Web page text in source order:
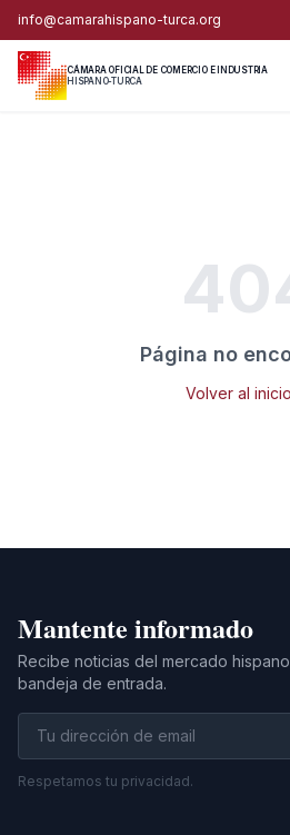
info@camarahispano-turca.org
CÁMARA OFICIAL DE COMERCIO E INDUSTRIA
HISPANO-TURCA
Página no
Volver al
Mantente informado
Recibe noticias del mercado
bandeja de entrada.
Respetamos tu privacidad.